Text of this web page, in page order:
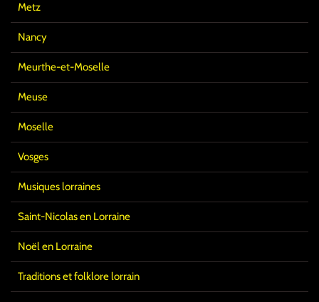
Metz
Nancy
Meurthe-et-Moselle
Meuse
Moselle
Vosges
Musiques lorraines
Saint-Nicolas en Lorraine
Noël en Lorraine
Traditions et folklore lorrain